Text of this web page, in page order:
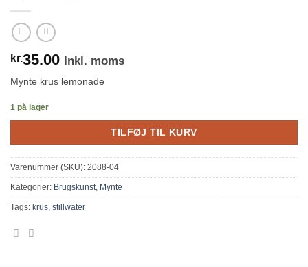
kr.35.00 Inkl. moms
Mynte krus lemonade
1 på lager
TILFØJ TIL KURV
Varenummer (SKU): 2088-04
Kategorier: Brugskunst Mynte
Tags: krus stillwater